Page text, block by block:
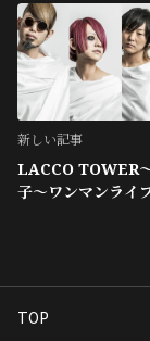
新しい記事
LACCO TOWER
子〜ワンマンライ
TOP